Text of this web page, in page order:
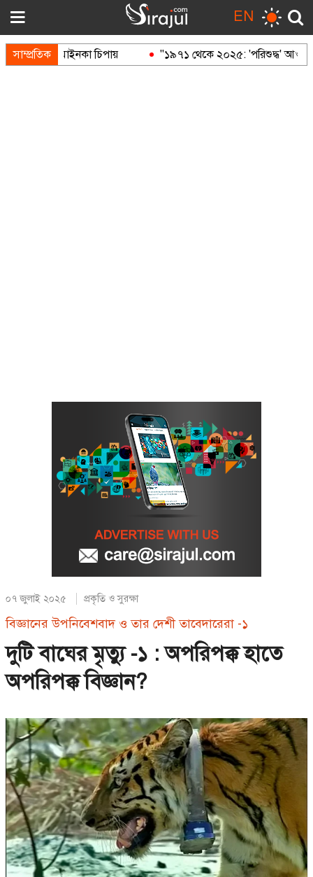
EN
সাম্প্রতিক
মাইনকা চিপায় "১৯৭১ থেকে ২০২৫: 'পরিশুদ্ধ' আওয়ামী লীগ
০৭ জুলাই ২০২৫ প্রকৃতি ও সুরক্ষা
বিজ্ঞানের উপনিবেশবাদ ও তার দেশী তাবেদারেরা -১
দুটি বাঘের মৃত্যু -১ : অপরিপক্ক হাতে
অপরিপক্ক বিজ্ঞান?